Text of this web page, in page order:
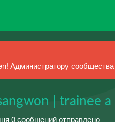
Администратору
| trainee a
0 сообщений отправлено